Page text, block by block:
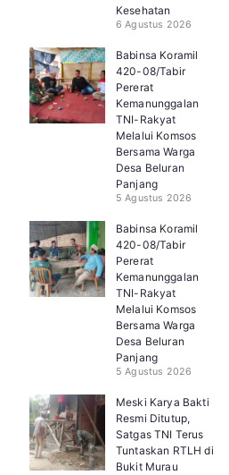
Kesehatan
6 Agustus 2026
Babinsa Koramil
420-08/Tabir
Pererat
Kemanunggalan
TNI-Rakyat
Melalui Komsos
Bersama Warga
Desa Beluran
Panjang
5 Agustus 2026
Babinsa Koramil
420-08/Tabir
Pererat
Kemanunggalan
TNI-Rakyat
Melalui Komsos
Bersama Warga
Desa Beluran
Panjang
5 Agustus 2026
Meski Karya Bakti
Resmi Ditutup,
Satgas TNI Terus
Tuntaskan RTLH di
Bukit Murau